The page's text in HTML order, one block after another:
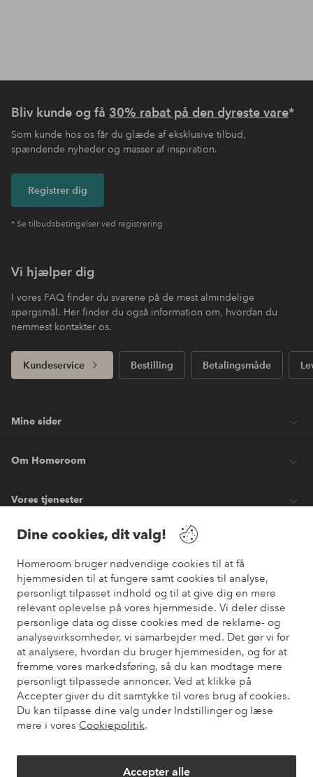
Dine cookies, dit valg!
Homeroom bruger nødvendige cookies til at få
hjemmesiden til at fungere samt cookies til analyse,
personligt tilpasset indhold og til at give dig en mere
relevant oplevelse på vores hjemmeside. Vi deler disse
personlige data og disse cookies med de reklame- og
analysevirksomheder, vi samarbejder med. Det gør vi for
at analysere, hvordan du bruger hjemmesiden, og for at
fremme vores markedsføring, så du kan modtage mere
personligt tilpassede annoncer. Ved at klikke på
Accepter giver du dit samtykke til vores brug af cookies.
Du kan tilpasse dine valg under Indstillinger og læse
mere i vores Cookiepolitik.
Accepter alle
Bliv kunde og få 30% rabat på den dyreste vare*
Som kunde hos os får du glæde af eksklusive tilbud,
spændende nyheder og masser af inspiration.
Registrer dig
* Se tilbudsbetingelser ved registrering
Vi hjælper dig
I vores FAQ finder du svarene på de mest almindelige
spørgsmål. Her finder du også information om, hvordan du
nemmest kontakter os.
Kundeservice Bestilling Betalingsmåde
Mine sider
Om Homeroom
Vores tjenester
Vilkår
Venner
Sikre betalinger
Vil du vide mere om vores betalingsmuligheder ?
elpy